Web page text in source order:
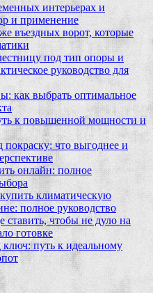
интерьерах и
и применение
въездных ворот, которые
под тип опоры и
руководство для
как выбрать оптимальное
к повышенной мощности и
покраску: что выгоднее и
онлайн: полное
климатическую
полное руководство
ставить, чтобы не дуло на
готовке
путь к идеальному